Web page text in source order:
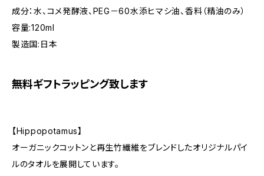
成分：水、コメ発酵液、PEG－60水添ヒマシ油、香料（精油のみ）
容量:120ml
製造国:日本
無料ギフトラッピング致します
【Hippopotamus】
オーガニックコットンと再生竹繊維をブレンドしたオリジナルパイ
ルのタオルを展開しています。